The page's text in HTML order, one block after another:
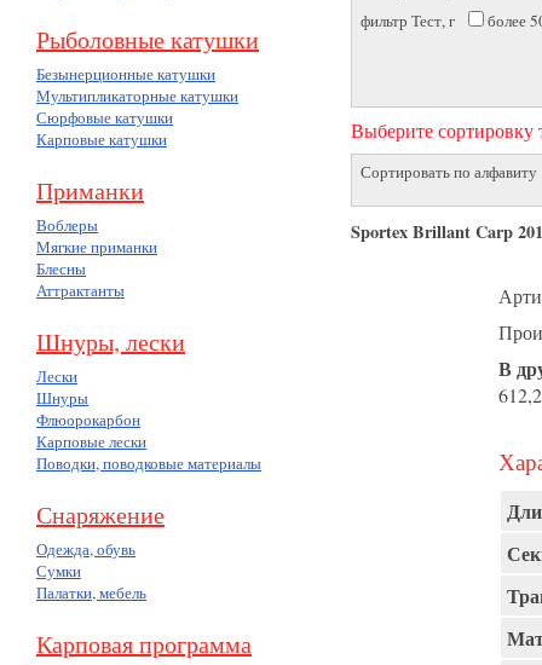
Рыболовные катушки
Безынерционные катушки
Мультипликаторные катушки
Сюрфовые катушки
Карповые катушки
Приманки
Воблеры
Мягкие приманки
Блесны
Аттрактанты
Шнуры, лески
Лески
Шнуры
Флюорокарбон
Карповые лески
Поводки, поводковые материалы
Снаряжение
Одежда, обувь
Сумки
Палатки, мебель
Карповая программа
фильтр Тест, г
более
Выберите сортировку
Сортировать по алфавиту
Sportex Brillant Carp
В